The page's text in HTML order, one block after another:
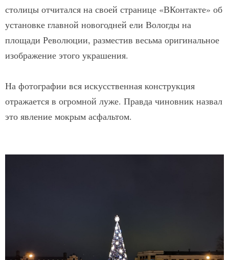
столицы отчитался на своей странице «ВКонтакте» об
установке главной новогодней ели Вологды на
площади Революции, разместив весьма оригинальное
изображение этого украшения.
На фотографии вся искусственная конструкция
отражается в огромной луже. Правда чиновник назвал
это явление мокрым асфальтом.